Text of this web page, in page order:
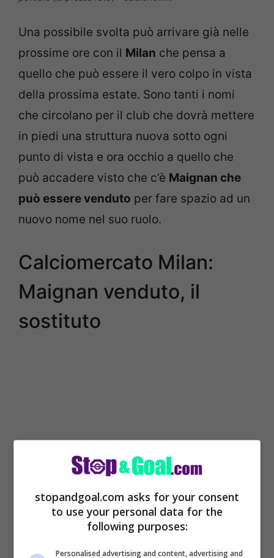
Una possibile svolta può arrivare già nelle
prossime ore con il Milan che pensa a
quello che può essere il vero colpo in vista
della prossima estate. Sono tanti i nomi
che circolano per il club che dovrà mettere
in piedi una struttura nuova sotto ogni
punto di vista e ora occhio a quello che
può accadere visto che c’è Maignan che
può essere venduto per fare spazio ad un
nuovo nome nel suo ruolo.
Calciomercato Milan:
Maignan venduto, il
sostituto
Ci sono degli aggiornamenti che
stopandgoal.com asks for your consent
to use your personal data for the
following purposes:
Personalised advertising and content, advertising and